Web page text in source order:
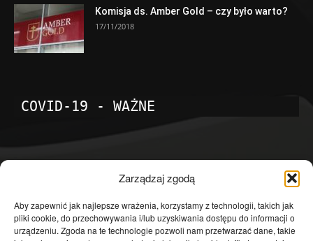
Zarządzaj zgodą
Aby zapewnić jak najlepsze wrażenia, korzystamy z technologii, takich jak
pliki cookie, do przechowywania i/lub uzyskiwania dostępu do informacji o
urządzeniu. Zgoda na te technologie pozwoli nam przetwarzać dane, takie
Komisja ds. Amber Gold – czy było warto?
17/11/2018
COVID-19 - WAŻNE
Temat dnia
4601
Publicystyka
4363